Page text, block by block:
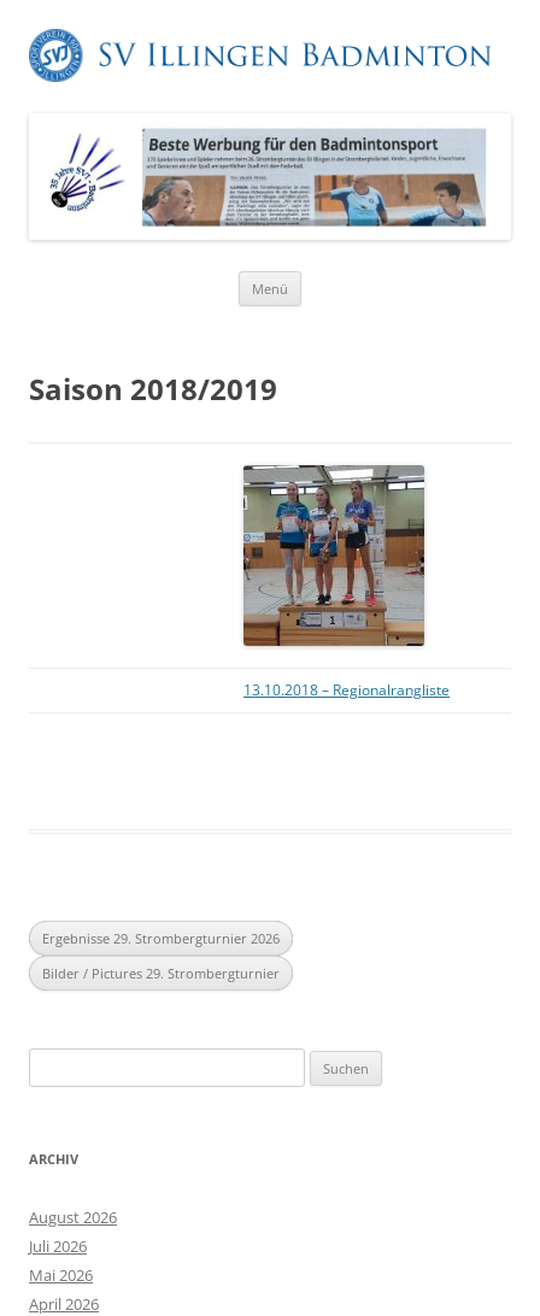
Menü
Saison 2018/2019
13.10.2018 – Regionalrangliste
Ergebnisse 29. Strombergturnier 2026
Bilder / Pictures 29. Strombergturnier
nach:
ARCHIV
August 2026
Juli 2026
Mai 2026
April 2026